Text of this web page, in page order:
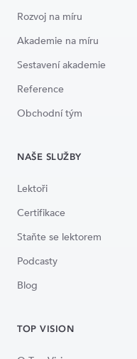
Rozvoj na míru
Akademie na míru
Sestavení akademie
Reference
Obchodní tým
NAŠE SLUŽBY
Lektoři
Certifikace
Staňte se lektorem
Podcasty
Blog
TOP VISION